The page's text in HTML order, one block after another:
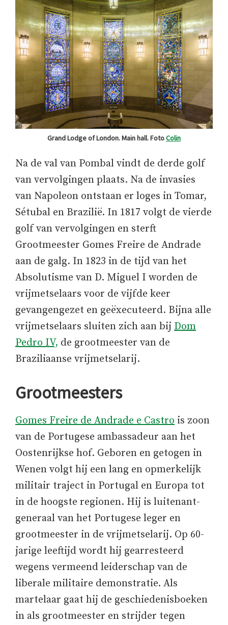
Grand Lodge of London. Main hall. FotoColin
Na de val van Pombal vindt de derde golf
van vervolgingen plaats. Na de invasies
van Napoleon ontstaan er loges in Tomar,
Sétubal en Brazilië. In 1817 volgt de vierde
golf van vervolgingen en sterft
Grootmeester Gomes Freire de Andrade
aan de galg. In 1823 in de tijd van het
Absolutisme van D. Miguel I worden de
vrijmetselaars voor de vijfde keer
gevangengezet en geëxecuteerd. Bijna alle
vrijmetselaars sluiten zich aan bij Dom
Pedro IV, de grootmeester van de
Braziliaanse vrijmetselarij.
Grootmeesters
Gomes Freire de Andrade e Castro is zoon
van de Portugese ambassadeur aan het
Oostenrijkse hof. Geboren en getogen in
Wenen volgt hij een lang en opmerkelijk
militair traject in Portugal en Europa tot
in de hoogste regionen. Hij is luitenant-
generaal van het Portugese leger en
grootmeester in de vrijmetselarij. Op 60-
jarige leeftijd wordt hij gearresteerd
wegens vermeend leiderschap van de
liberale militaire demonstratie. Als
martelaar gaat hij de geschiedenisboeken
in als grootmeester en strijder tegen